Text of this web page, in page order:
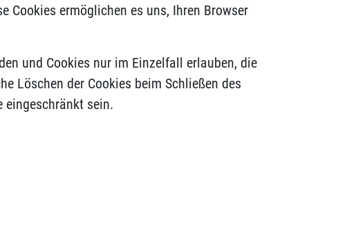
Cookies ermöglichen es uns, Ihren Browser
und Cookies nur im Einzelfall erlauben, die
Löschen der Cookies beim Schließen des
eingeschränkt sein.